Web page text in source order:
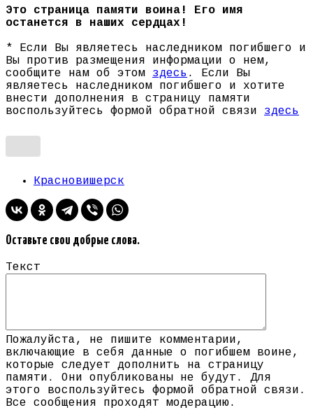
Это страница памяти воина! Его имя
останется в наших сердцах!
* Если Вы являетесь наследником погибшего и
Вы против размещения информации о нем,
сообщите нам об этом здесь . Если Вы
являетесь наследником погибшего и хотите
внести дополнения в страницу памяти
воспользуйтесь формой обратной связи здесь
Красновишерск
Оставьте свои добрые слова.
Текст
Пожалуйста, не пишите комментарии,
включающие в себя данные о погибшем воине,
которые следует дополнить на страницу
памяти. Они опубликованы не будут. Для
этого воспользуйтесь формой обратной связи.
Все сообщения проходят модерацию.